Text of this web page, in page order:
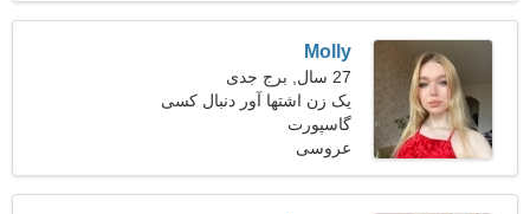
Molly
27 سال, برج جدی
یک زن اشتها آور دنبال کسی
مثل تو می گردد
گاسپورت
عروسی